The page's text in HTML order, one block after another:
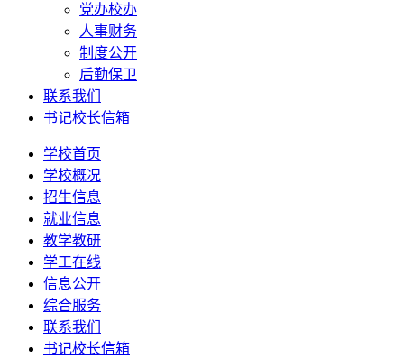
党办校办
人事财务
制度公开
后勤保卫
联系我们
书记校长信箱
学校首页
学校概况
招生信息
就业信息
教学教研
学工在线
信息公开
综合服务
联系我们
书记校长信箱